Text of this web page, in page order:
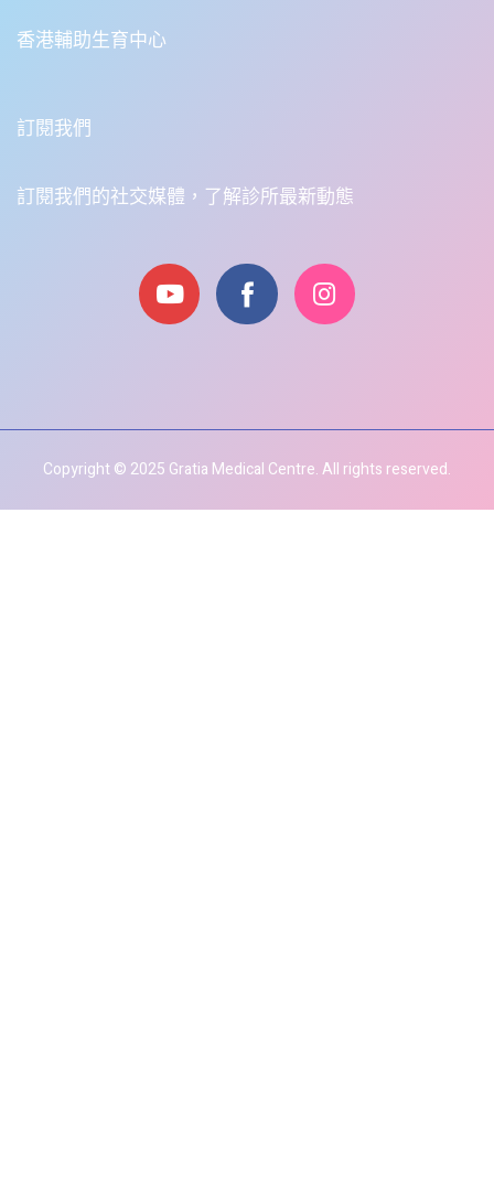
香港輔助生育中心
訂閱我們
訂閱我們的社交媒體，了解診所最新動態
Copyright © 2025 Gratia Medical Centre. All rights reserved.